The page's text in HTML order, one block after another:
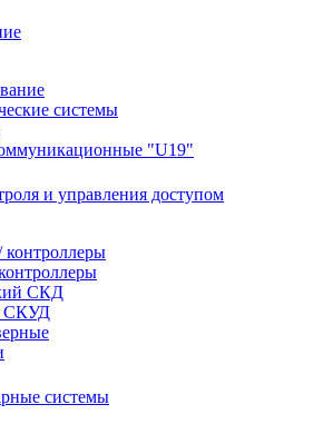
системы
"U19"
и управления доступом
СКД
СКУД
системы